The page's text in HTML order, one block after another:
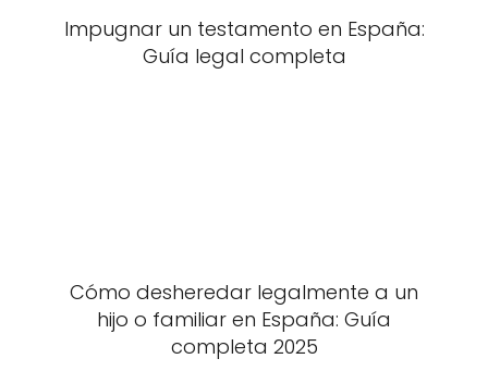
Impugnar un testamento en España:
Guía legal completa
Cómo desheredar legalmente a un
hijo o familiar en España: Guía
completa 2025